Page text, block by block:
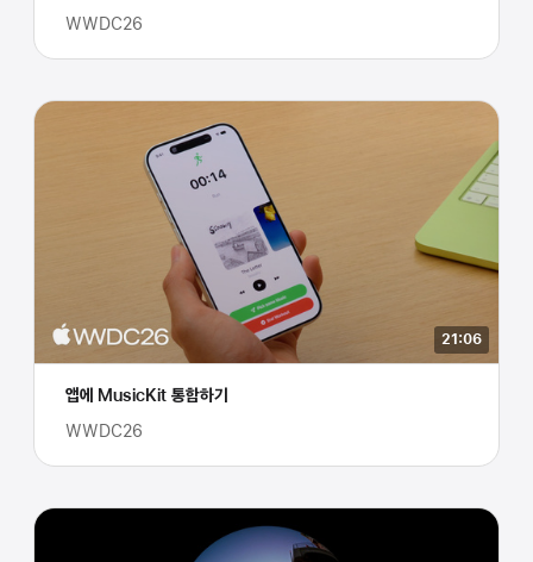
WWDC26
21:06
앱에 MusicKit 통합하기
WWDC26